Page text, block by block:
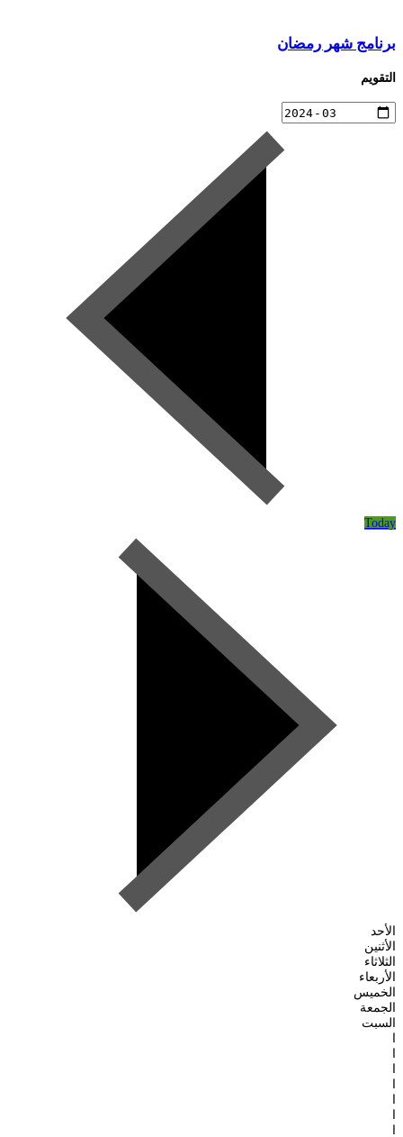
برنامج شهر رمضان
التقويم
Today
الأحد
الأثنين
الثلاثاء
الأربعاء
الخميس
الجمعة
السبت